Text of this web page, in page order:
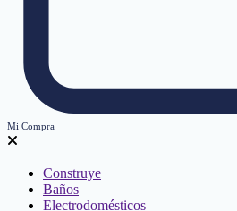
Mi Compra
Construye
Baños
Electrodomésticos